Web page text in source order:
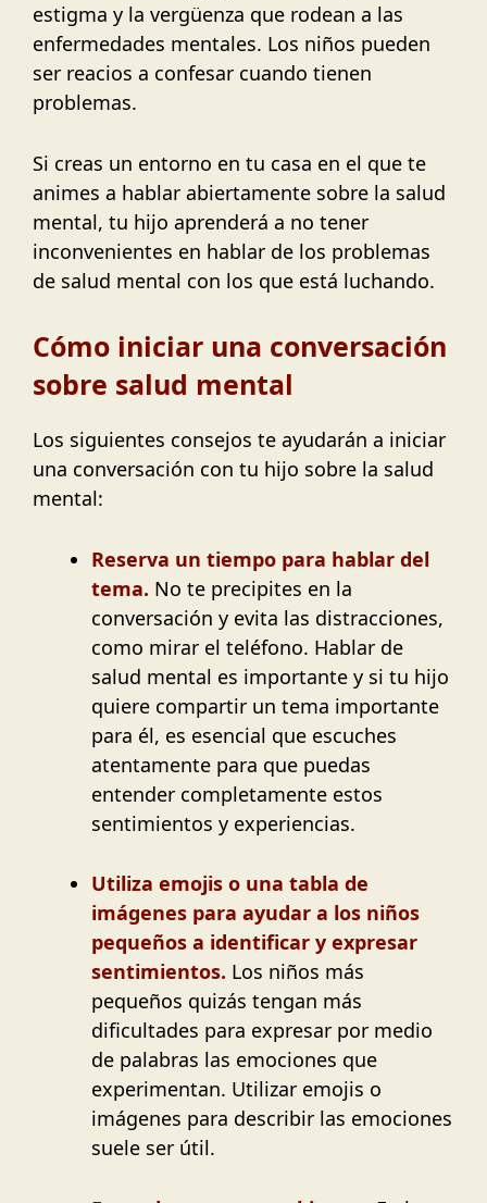
estigma y la vergüenza que rodean a las
enfermedades mentales. Los niños pueden
ser reacios a confesar cuando tienen
problemas.
Si creas un entorno en tu casa en el que te
animes a hablar abiertamente sobre la salud
mental, tu hijo aprenderá a no tener
inconvenientes en hablar de los problemas
de salud mental con los que está luchando.
Cómo iniciar una conversación
sobre salud mental
Los siguientes consejos te ayudarán a iniciar
una conversación con tu hijo sobre la salud
mental:
Reserva un tiempo para hablar del
tema. No te precipites en la
conversación y evita las distracciones,
como mirar el teléfono. Hablar de
salud mental es importante y si tu hijo
quiere compartir un tema importante
para él, es esencial que escuches
atentamente para que puedas
entender completamente estos
sentimientos y experiencias.
Utiliza emojis o una tabla de
imágenes para ayudar a los niños
pequeños a identificar y expresar
sentimientos. Los niños más
pequeños quizás tengan más
dificultades para expresar por medio
de palabras las emociones que
experimentan. Utilizar emojis o
imágenes para describir las emociones
suele ser útil.